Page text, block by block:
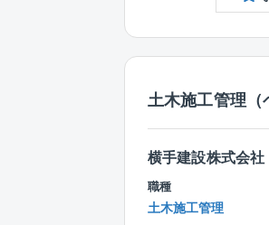
土木施工管理（
横手建設株式会社
職種
土木施工管理